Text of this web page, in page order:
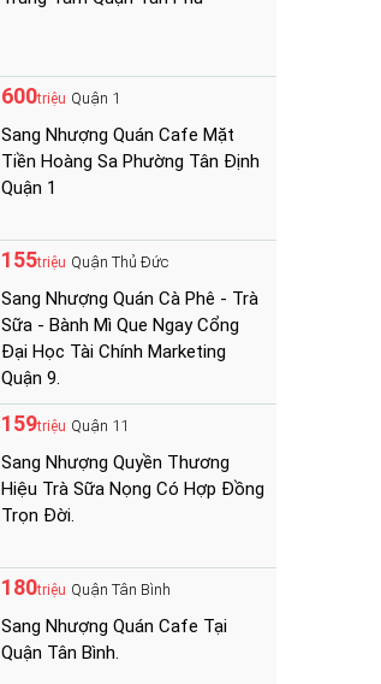
600triệu Quận 1
Sang Nhượng Quán Cafe Mặt
Tiền Hoàng Sa Phường Tân Định
Quận 1
155triệu Quận Thủ Đức
Sang Nhượng Quán Cà Phê - Trà
Sữa - Bành Mì Que Ngay Cổng
Đại Học Tài Chính Marketing
Quận 9.
159triệu Quận 11
Sang Nhượng Quyền Thương
Hiệu Trà Sữa Nọng Có Hợp Đồng
Trọn Đời.
180triệu Quận Tân Bình
Sang Nhượng Quán Cafe Tại
Quận Tân Bình.